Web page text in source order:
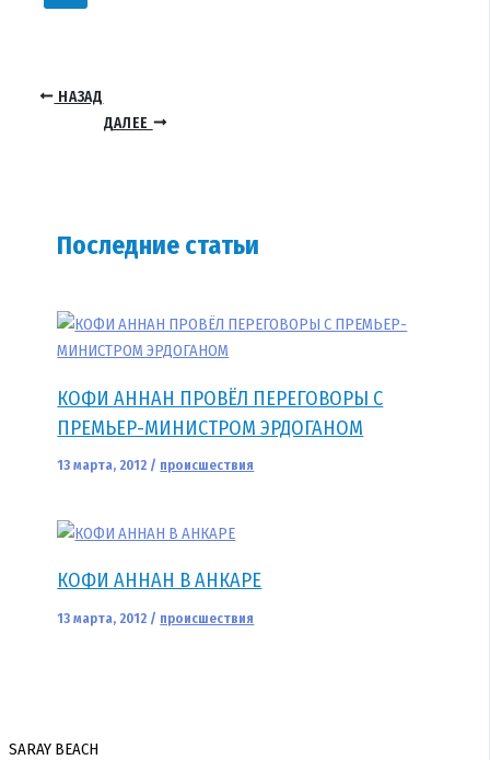
НАЗАД
ДАЛЕЕ
Последние статьи
КОФИ АННАН ПРОВЁЛ ПЕРЕГОВОРЫ С
ПРЕМЬЕР-МИНИСТРОМ ЭРДОГАНОМ
13 марта, 2012 / происшествия
КОФИ АННАН В АНКАРЕ
13 марта, 2012 / происшествия
SARAY BEACH